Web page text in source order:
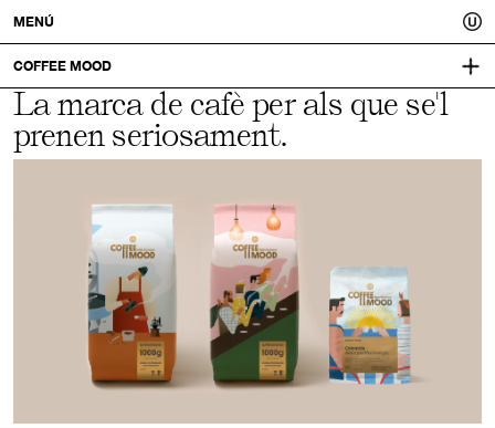
Usted.
Un
millor
tu.
MENÚ
COFFEE MOOD
COFFEEMOOD.EU
IDENTITAT VISUAL:
LO SIENTO
La marca de cafè per als que se'l
prenen seriosament.